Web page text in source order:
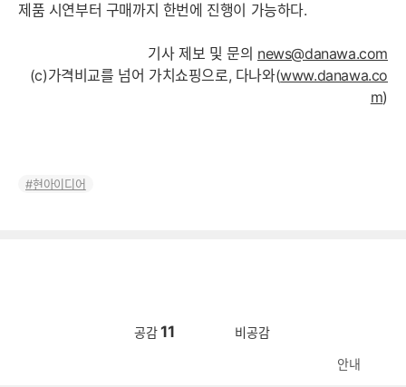
제품 시연부터 구매까지 한번에 진행이 가능하다.
기사 제보 및 문의 news@danawa.com
(c)가격비교를 넘어 가치쇼핑으로, 다나와(www.danawa.co
m)
현아이디어
공감 11 비공감
안내